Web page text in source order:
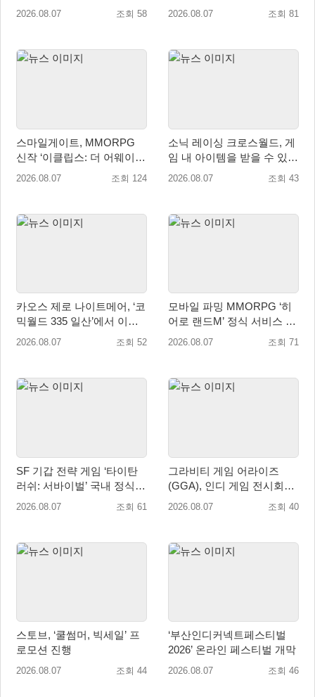
신’ 쇼케이스 찾은 배우 박지
2026.08.07 조회 58
신’, 8월 26일 출시!
2026.08.07 조회 81
스마일게이트, MMORPG
신작 ‘이클립스: 더 어웨이크
닝’ 9월 10일 론칭!
2026.08.07 조회 124
소닉 레이싱 크로스월드, 게
임 내 아이템을 받을 수 있는
‘레전드 대회 라운드 7’ 개최!
2026.08.07 조회 43
카오스 제로 나이트메어, ‘코
믹월드 335 일산’에서 이용
자 소통 예고
2026.08.07 조회 52
모바일 파밍 MMORPG ‘히
어로 랜드M’ 정식 서비스 돌
입
2026.08.07 조회 71
SF 기갑 전략 게임 ‘타이탄
러쉬: 서바이벌’ 국내 정식
출시
2026.08.07 조회 61
그라비티 게임 어라이즈
(GGA), 인디 게임 전시회
‘도쿄 게임 던전 13’ 참가!
2026.08.07 조회 40
스토브, ‘쿨썸머, 빅세일’ 프
로모션 진행
2026.08.07 조회 44
‘부산인디커넥트페스티벌
2026’ 온라인 페스티벌 개막
2026.08.07 조회 46